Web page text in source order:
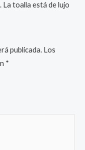
La toalla está de lujo
publicada. Los
*